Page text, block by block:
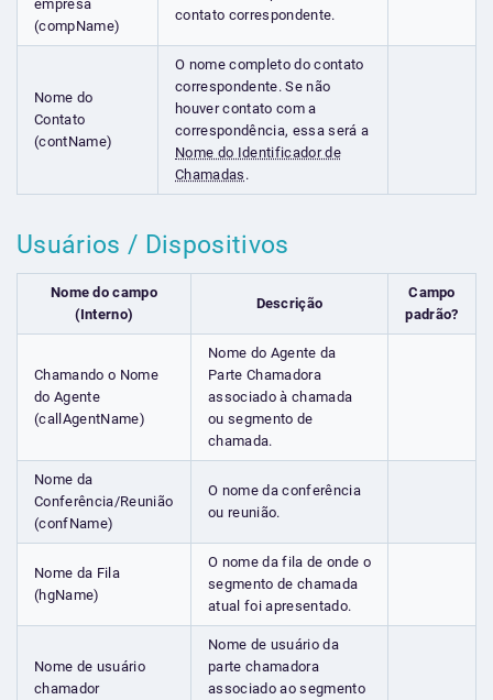
empresa
(compName)
contato correspondente.
Nome do
Contato
(contName)
O nome completo do contato
correspondente. Se não
houver contato com a
correspondência, essa será a
Nome do Identificador de
Chamadas .
Usuários / Dispositivos
Nome do campo
(Interno)
Descrição
Campo
padrão?
Chamando o Nome
do Agente
(callAgentName)
Nome do Agente da
Parte Chamadora
associado à chamada
ou segmento de
chamada.
Nome da
Conferência/Reunião
(confName)
O nome da conferência
ou reunião.
Nome da Fila
(hgName)
O nome da fila de onde o
segmento de chamada
atual foi apresentado.
Nome de usuário
chamador
Nome de usuário da
parte chamadora
associado ao segmento